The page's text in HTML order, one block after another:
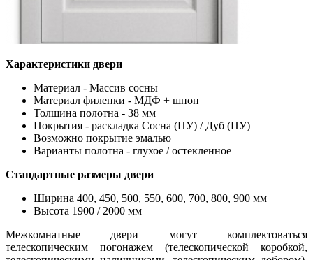
Характеристики двери
Материал - Массив сосны
Материал филенки - МДФ + шпон
Толщина полотна - 38 мм
Покрытия - раскладка Сосна (ПУ) / Дуб (ПУ)
Возможно покрытие эмалью
Варианты полотна - глухое / остекленное
Стандартные размеры двери
Ширина 400, 450, 500, 550, 600, 700, 800, 900 мм
Высота 1900 / 2000 мм
Межкомнатные двери могут комплектоваться
телескопическим погонажем (телескопической коробкой,